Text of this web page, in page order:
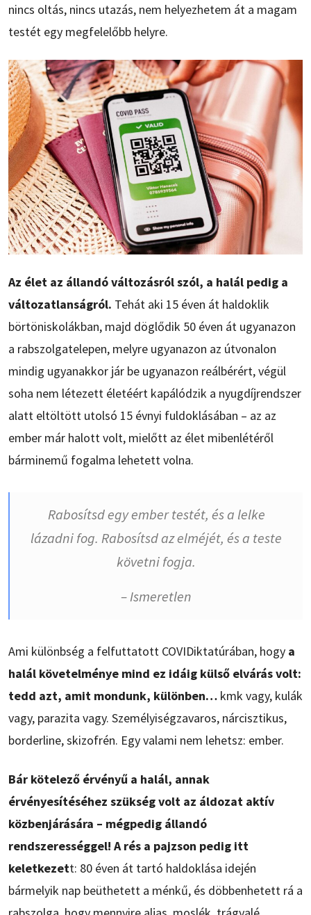
nincs oltás, nincs utazás, nem helyezhetem át a magam
testét egy megfelelőbb helyre.
Az élet az állandó változásról szól, a halál pedig a
változatlanságról. Tehát aki 15 éven át haldoklik
börtöniskolákban, majd döglődik 50 éven át ugyanazon
a rabszolgatelepen, melyre ugyanazon az útvonalon
mindig ugyanakkor jár be ugyanazon reálbérért, végül
soha nem létezett életéért kapálódzik a nyugdíjrendszer
alatt eltöltött utolsó 15 évnyi fuldoklásában – az az
ember már halott volt, mielőtt az élet mibenlétéről
bárminemű fogalma lehetett volna.
Rabosítsd egy ember testét, és a lelke
lázadni fog. Rabosítsd az elméjét, és a teste
követni fogja.
– Ismeretlen
Ami különbség a felfuttatott COVIDiktatúrában, hogy a
halál követelménye mind ez idáig külső elvárás volt:
tedd azt, amit mondunk, különben… kmk vagy, kulák
vagy, parazita vagy. Személyiségzavaros, nárcisztikus,
borderline, skizofrén. Egy valami nem lehetsz: ember.
Bár kötelező érvényű a halál, annak
érvényesítéséhez szükség volt az áldozat aktív
közbenjárására – mégpedig állandó
rendszerességgel! A rés a pajzson pedig itt
keletkezett: 80 éven át tartó haldoklása idején
bármelyik nap beüthetett a ménkű, és döbbenhetett rá a